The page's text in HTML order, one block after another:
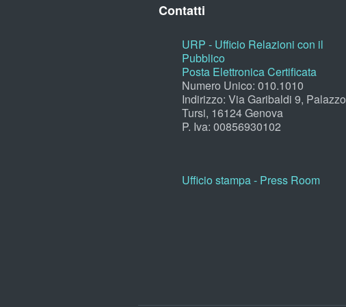
Contatti
URP - Ufficio Relazioni con il
Pubblico
Posta Elettronica Certificata
Numero Unico: 010.1010
Indirizzo: Via Garibaldi 9, Palazzo
Tursi, 16124 Genova
P. Iva: 00856930102
Ufficio stampa - Press Room